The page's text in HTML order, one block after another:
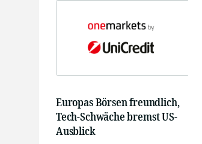
Europas Börsen freundlich,
Tech-Schwäche bremst US-
Ausblick